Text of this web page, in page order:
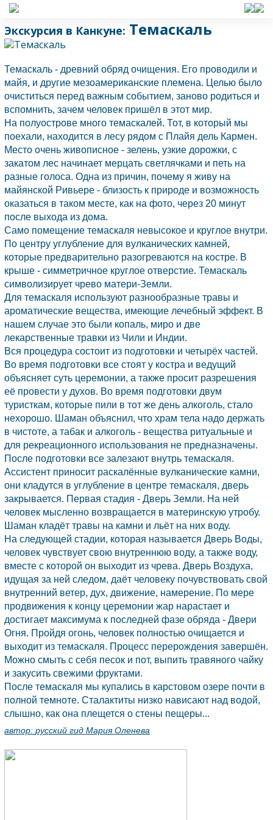
Экскурсия в Канкуне: Темаскаль
Темаскаль - древний обряд очищения. Его проводили и
майя, и другие мезоамериканские племена. Целью было
очиститься перед важным событием, заново родиться и
вспомнить, зачем человек пришёл в этот мир.
На полуострове много темаскалей. Тот, в который мы
поехали, находится в лесу рядом с Плайя дель Кармен.
Место очень живописное - зелень, узкие дорожки, с
закатом лес начинает мерцать светлячками и петь на
разные голоса. Одна из причин, почему я живу на
майянской Ривьере - близость к природе и возможность
оказаться в таком месте, как на фото, через 20 минут
после выхода из дома.
Само помещение темаскаля невысокое и круглое внутри.
По центру углубление для вулканических камней,
которые предварительно разогреваются на костре. В
крыше - симметричное круглое отверстие. Темаскаль
символизирует чрево матери-Земли.
Для темаскаля используют разнообразные травы и
ароматические вещества, имеющие лечебный эффект. В
нашем случае это были копаль, миро и две
лекарственные травки из Чили и Индии.
Вся процедура состоит из подготовки и четырёх частей.
Во время подготовки все стоят у костра и ведущий
объясняет суть церемонии, а также просит разрешения
её провести у духов. Во время подготовки двум
туристкам, которые пили в тот же день алкоголь, стало
нехорошо. Шаман объяснил, что храм тела надо держать
в чистоте, а табак и алкоголь - вещества ритуальные и
для рекреационного использования не предназначены.
После подготовки все залезают внутрь темаскаля.
Ассистент приносит раскалённые вулканические камни,
они кладутся в углубление в центре темаскаля, дверь
закрывается. Первая стадия - Дверь Земли. На ней
человек мысленно возвращается в материнскую утробу.
Шаман кладёт травы на камни и льёт на них воду.
На следующей стадии, которая называется Дверь Воды,
человек чувствует свою внутреннюю воду, а также воду,
вместе с которой он выходит из чрева. Дверь Воздуха,
идущая за ней следом, даёт человеку почувствовать свой
внутренний ветер, дух, движение, намерение. По мере
продвижения к концу церемонии жар нарастает и
достигает максимума к последней фазе обряда - Двери
Огня. Пройдя огонь, человек полностью очищается и
выходит из темаскаля. Процесс перерождения завершён.
Можно смыть с себя песок и пот, выпить травяного чайку
и закусить свежими фруктами.
После темаскаля мы купались в карстовом озере почти в
полной темноте. Сталактиты низко нависают над водой,
слышно, как она плещется о стены пещеры...
автор: русский гид Мария Оленева